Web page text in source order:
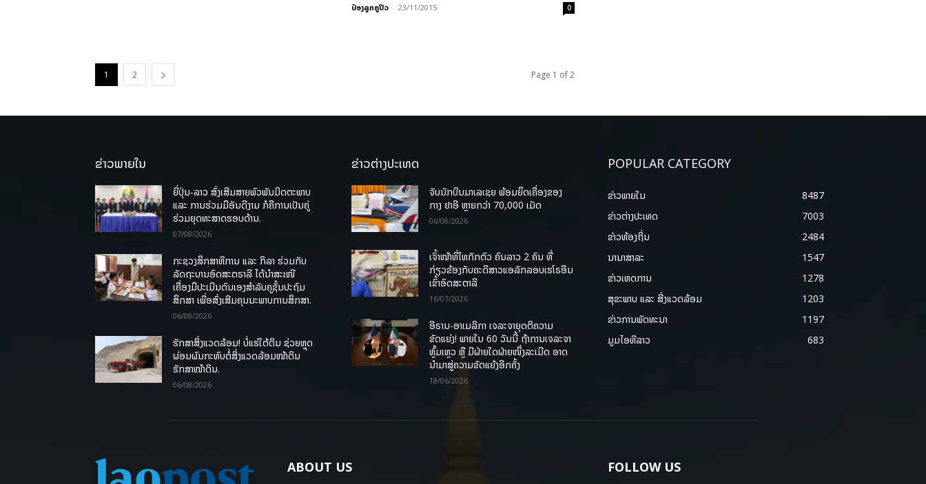
ປ໋ອງລູກຄູປິວ - 23/11/2015 0
1 2 Page 1 of 2
ຂ່າວພາຍໃນ
ຍີ່ປຸ່ນ-ລາວ ສົ່ງເສີມສາຍພົວພັນມິດຕະພາບ
ແລະ ການຮ່ວມມືອັນດີງາມ ກໍຄືການເປັນຄູ່
ຮ່ວມຍຸດທະສາດຮອບດ້ານ.
07/08/2026
ກະຊວງສຶກສາທິການ ແລະ ກິລາ ຮ່ວມກັບ
ລັດຖະບານອົດສະຕຣາລີ ໄດ້ນຳສະເໜີ
ເຄື່ອງມືປະເມີນຕົນເອງສຳລັບຄູຊັ້ນປະຖົມ
ສຶກສາ ເພື່ອສົ່ງເສີມຄຸນນະພາບການສຶກສາ.
06/08/2026
ຮັກສາສິ່ງແວດລ້ອມ! ບໍ່ແຮ່ໃຕ້ດິນ ຊ່ວຍຫຼຸດ
ຜ່ອນຜົນກະທົບຕໍ່ສິ່ງແວດລ້ອມໜ້າດິນ
ຮັກສາໜ້າດິນ.
06/08/2026
ຂ່າວຕ່າງປະເທດ
ຈັບນັກບິນມາເລເຊຍ ພ້ອມຍຶດເຄື່ອງຂອງ
ກາງ ຢາອີ ຫຼາຍກວ່າ 70,000 ເມັດ
06/08/2026
ເຈົ້າໜ້າທີ່ໄທກັກຕົວ ຄົນລາວ 2 ຄົນ ທີ່
ກ່ຽວຂ້ອງກັບຄະດີສາວແອລັກລອບເຮໂຣອີນ
ເຂົ້າອົດສະຕາລີ
16/07/2026
ອີຣານ-ອາເມລິກາ ເຈລະຈາຍຸດຕິຄວາມ
ຂັດແຍ່ງ! ພາຍໃນ 60 ວັນນີ້ ຖ້າການເຈລະຈາ
ຫຼົ້ມເຫຼວ ຫຼື ມີຝ່າຍໃດຝ່າຍໜຶ່ງລະເມີດ ອາດ
ນໍາມາສູ່ຄວາມຂັດແຍ້ງອີກຄັ້ງ
18/06/2026
POPULAR CATEGORY
ຂ່າວພາຍ​ໃນ
8487
ຂ່າວຕ່າງປະເທດ
7003
ຂ່າວທ້ອງຖິ່ນ
2484
ນານາສາລະ
1547
ຂ່າວເຫດການ
1278
ສຸຂະພາບ ແລະ ສີ່ງແວດລ້ອມ
1203
ຂ່າວການພັດທະນາ
1197
ມູມໄອທີລາວ
683
ABOUT US FOLLOW US